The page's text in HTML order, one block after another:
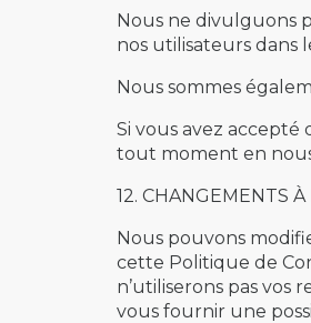
Nous ne divulguons
nos utilisateurs dans
Nous sommes
Si vous avez
tout moment en
12. CHANGEMENTS
Nous pouvons
cette Politique de
n’utiliserons pas
vous fournir une